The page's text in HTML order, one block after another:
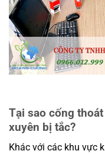
Tại sao cống
xuyên bị tắc?
Khác với các khu vực